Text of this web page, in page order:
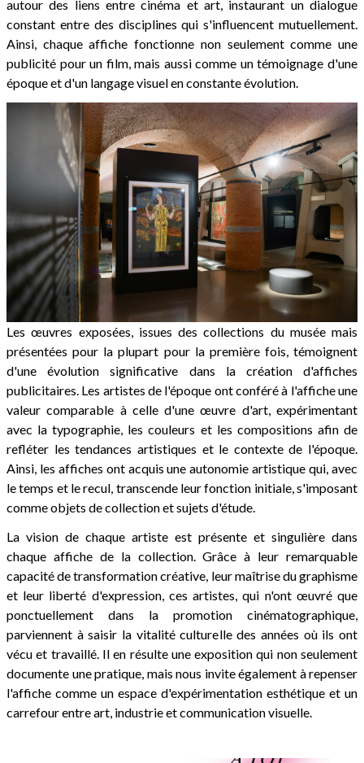
autour des liens entre cinéma et art, instaurant un dialogue
constant entre des disciplines qui s'influencent mutuellement.
Ainsi, chaque affiche fonctionne non seulement comme une
publicité pour un film, mais aussi comme un témoignage d'une
époque et d'un langage visuel en constante évolution.
Les œuvres exposées, issues des collections du musée mais
présentées pour la plupart pour la première fois, témoignent
d'une évolution significative dans la création d'affiches
publicitaires. Les artistes de l'époque ont conféré à l'affiche une
valeur comparable à celle d'une œuvre d'art, expérimentant
avec la typographie, les couleurs et les compositions afin de
refléter les tendances artistiques et le contexte de l'époque.
Ainsi, les affiches ont acquis une autonomie artistique qui, avec
le temps et le recul, transcende leur fonction initiale, s'imposant
comme objets de collection et sujets d'étude.
La vision de chaque artiste est présente et singulière dans
chaque affiche de la collection. Grâce à leur remarquable
capacité de transformation créative, leur maîtrise du graphisme
et leur liberté d'expression, ces artistes, qui n'ont œuvré que
ponctuellement dans la promotion cinématographique,
parviennent à saisir la vitalité culturelle des années où ils ont
vécu et travaillé. Il en résulte une exposition qui non seulement
documente une pratique, mais nous invite également à repenser
l'affiche comme un espace d'expérimentation esthétique et un
carrefour entre art, industrie et communication visuelle.